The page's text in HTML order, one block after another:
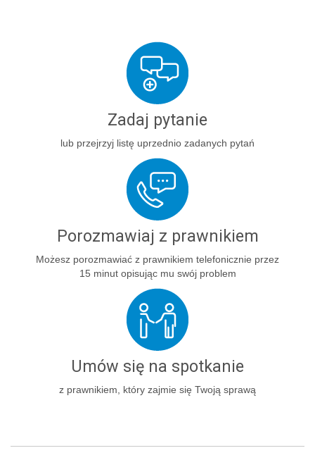
Zadaj pytanie
lub przejrzyj listę uprzednio zadanych pytań
Porozmawiaj z prawnikiem
Możesz porozmawiać z prawnikiem telefonicznie przez
15 minut opisując mu swój problem
Umów się na spotkanie
z prawnikiem, który zajmie się Twoją sprawą